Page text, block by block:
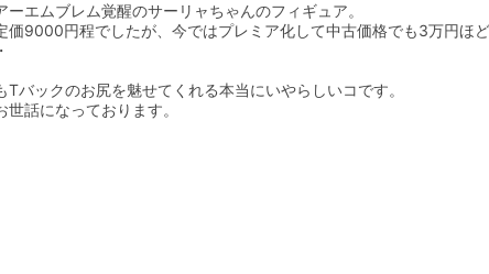
ーエムブレム覚醒のサーリャちゃんのフィギュア。
価9000円程でしたが、今ではプレミア化して中古価格でも3万円ほど
Tバックのお尻を魅せてくれる本当にいやらしいコです。
世話になっております。